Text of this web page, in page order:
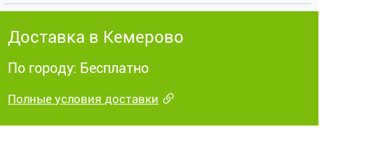
Доставка в Кемерово
По городу: Бесплатно
Полные условия доставки